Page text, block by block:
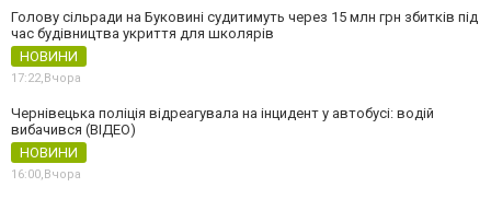
Голову сільради на Буковині судитимуть через 15 млн грн збитків під
час будівництва укриття для школярів
НОВИНИ
17:22, Вчора
Чернівецька поліція відреагувала на інцидент у автобусі: водій
вибачився (ВІДЕО)
НОВИНИ
16:00, Вчора